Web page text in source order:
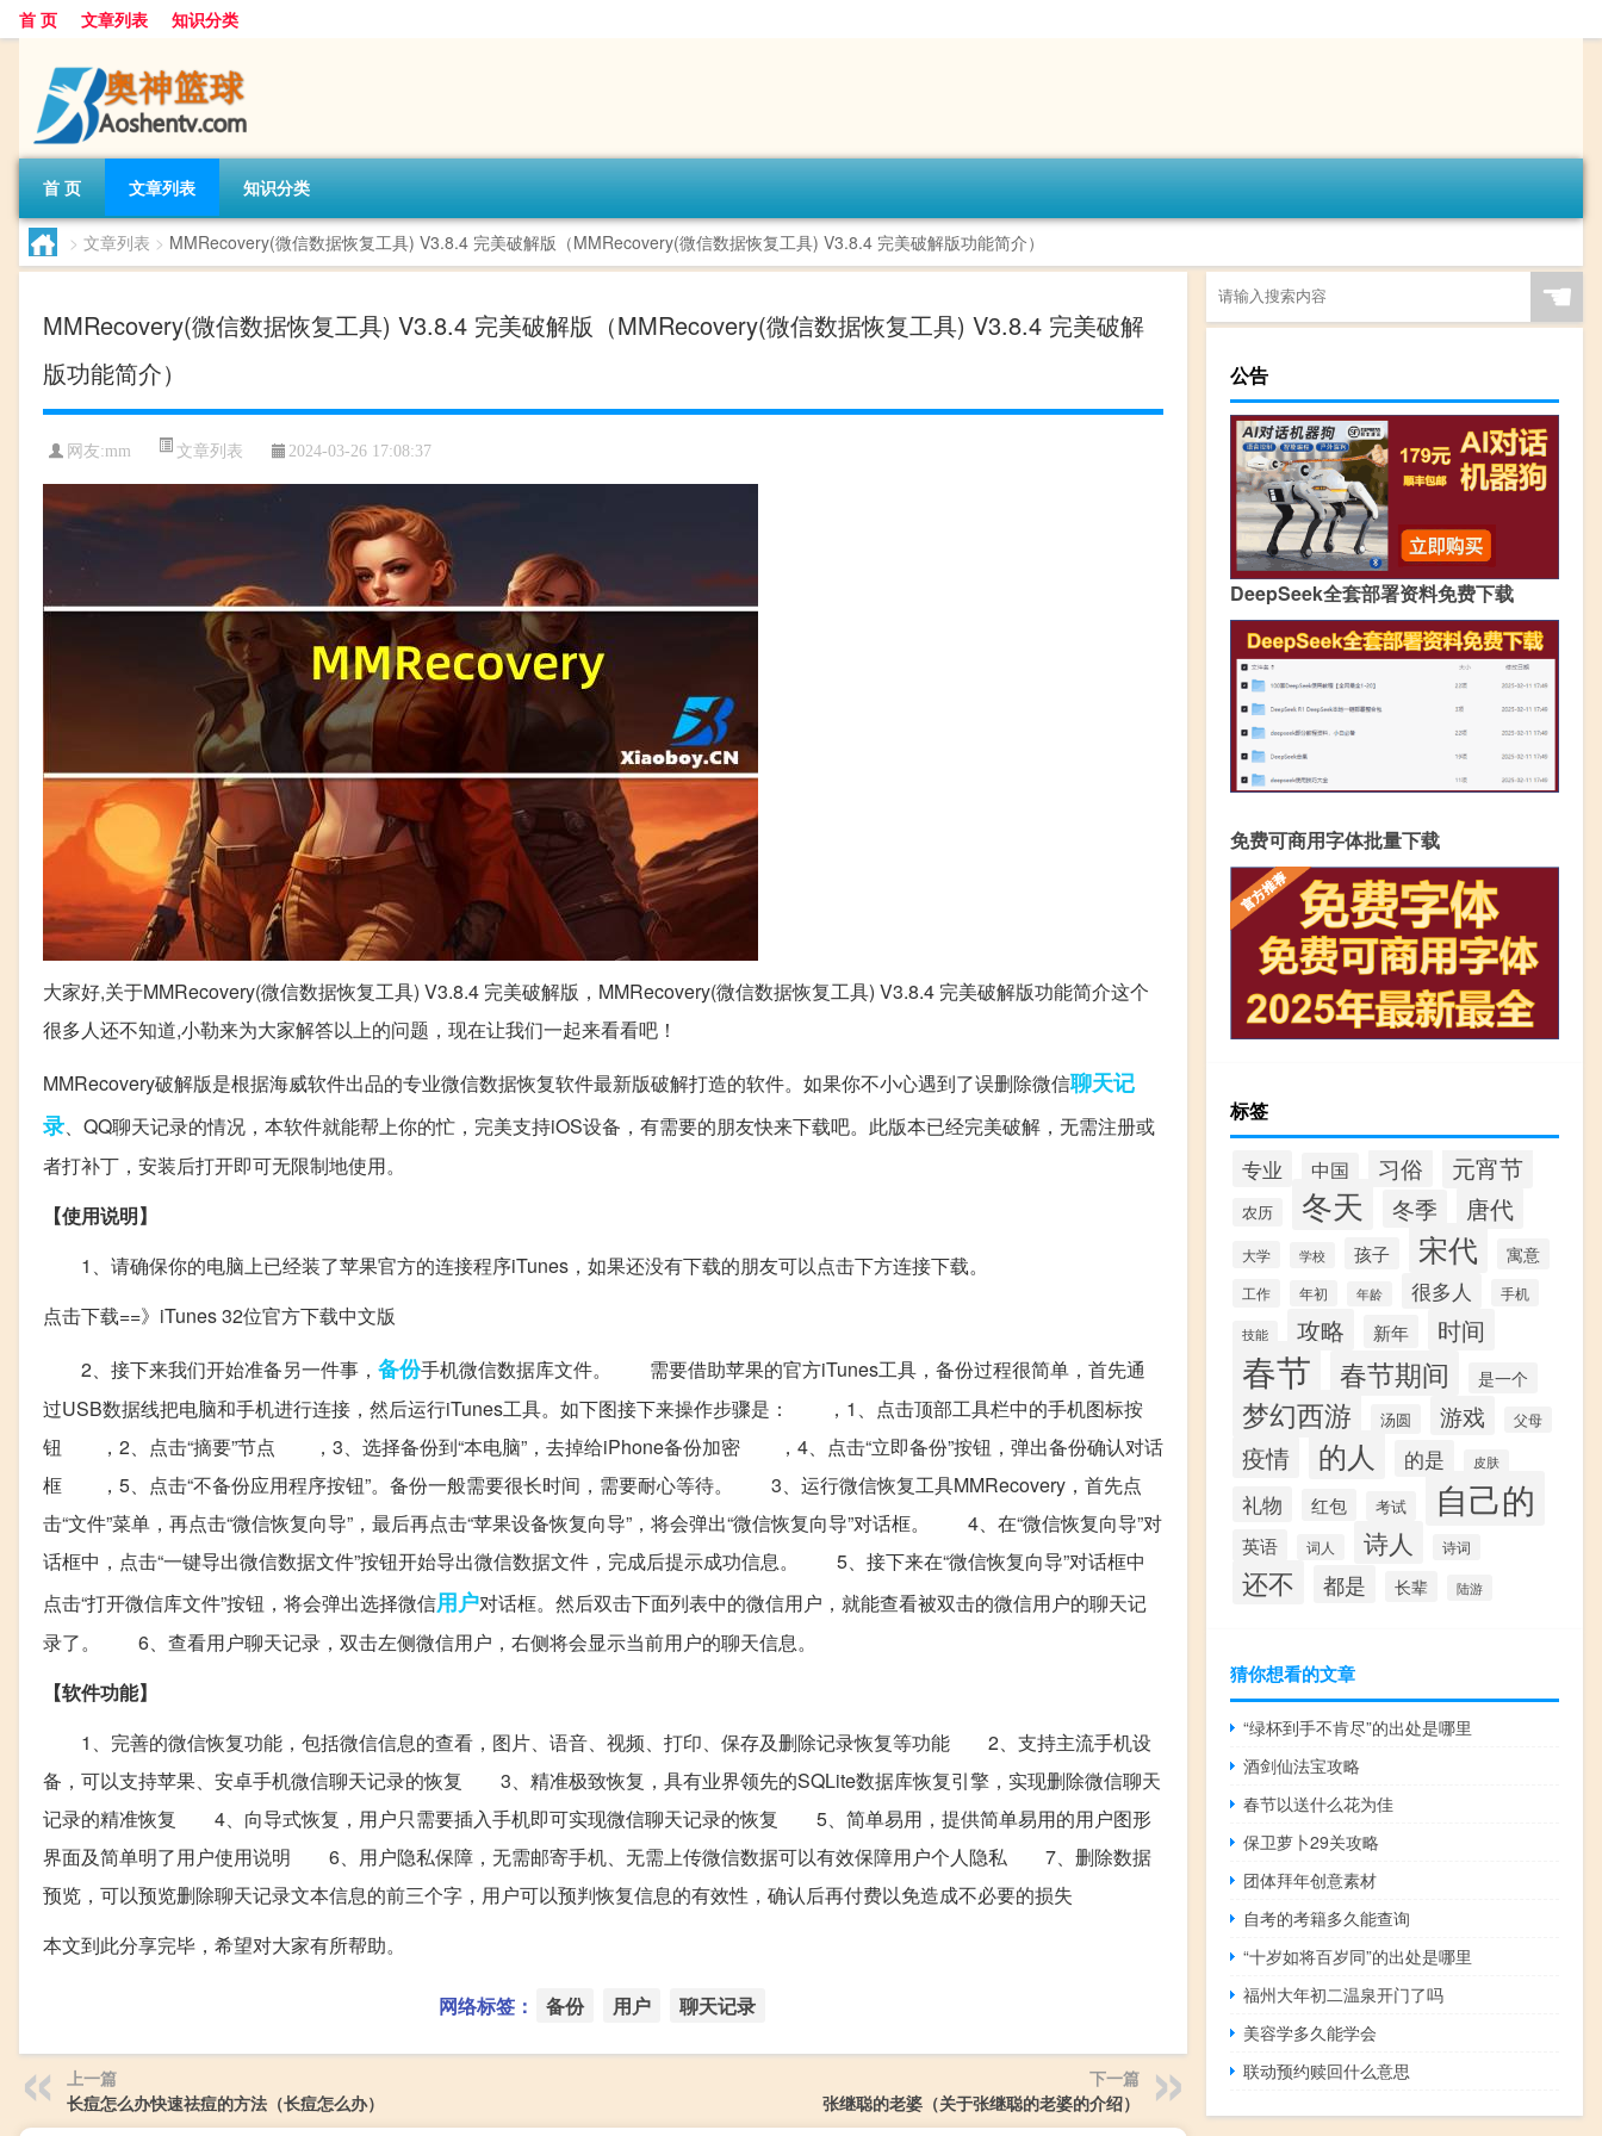
首 页 文章列表 知识分类
首 页 文章列表 知识分类
> 文章列表 > MMRecovery(微信数据恢复工具) V3.8.4 完美破解版（MMRecovery(微信数据恢复工具) V3.8.4 完美破解版功能简介）
MMRecovery(微信数据恢复工具) V3.8.4 完美破解版（MMRecovery(微信数据恢复工具) V3.8.4 完美破解
版功能简介）
网友:mm 文章列表 2024-03-26 17:08:37
大家好,关于MMRecovery(微信数据恢复工具) V3.8.4 完美破解版，MMRecovery(微信数据恢复工具) V3.8.4 完美破解版功能简介这个
很多人还不知道,小勒来为大家解答以上的问题，现在让我们一起来看看吧！
MMRecovery破解版是根据海威软件出品的专业微信数据恢复软件最新版破解打造的软件。如果你不小心遇到了误删除微信聊天记
录、QQ聊天记录的情况，本软件就能帮上你的忙，完美支持iOS设备，有需要的朋友快来下载吧。此版本已经完美破解，无需注册或
者打补丁，安装后打开即可无限制地使用。
【使用说明】
1、请确保你的电脑上已经装了苹果官方的连接程序iTunes，如果还没有下载的朋友可以点击下方连接下载。
点击下载==》iTunes 32位官方下载中文版
2、接下来我们开始准备另一件事， 备份手机微信数据库文件。 需要借助苹果的官方iTunes工具，备份过程很简单，首先通
过USB数据线把电脑和手机进行连接，然后运行iTunes工具。如下图接下来操作步骤是： ，1、点击顶部工具栏中的手机图标按
钮 ，2、点击“摘要”节点 ，3、选择备份到“本电脑”，去掉给iPhone备份加密 ，4、点击“立即备份”按钮，弹出备份确认对话
框 ，5、点击“不备份应用程序按钮”。备份一般需要很长时间，需要耐心等待。 3、运行微信恢复工具MMRecovery，首先点
击“文件”菜单，再点击“微信恢复向导”，最后再点击“苹果设备恢复向导”，将会弹出“微信恢复向导”对话框。 4、在“微信恢复向导”对
话框中，点击“一键导出微信数据文件”按钮开始导出微信数据文件，完成后提示成功信息。 5、接下来在“微信恢复向导”对话框中
点击“打开微信库文件”按钮，将会弹出选择微信用户对话框。然后双击下面列表中的微信用户，就能查看被双击的微信用户的聊天记
录了。 6、查看用户聊天记录，双击左侧微信用户，右侧将会显示当前用户的聊天信息。
【软件功能】
1、完善的微信恢复功能，包括微信信息的查看，图片、语音、视频、打印、保存及删除记录恢复等功能 2、支持主流手机设
备，可以支持苹果、安卓手机微信聊天记录的恢复 3、精准极致恢复，具有业界领先的SQLite数据库恢复引擎，实现删除微信聊天
记录的精准恢复 4、向导式恢复，用户只需要插入手机即可实现微信聊天记录的恢复 5、简单易用，提供简单易用的用户图形
界面及简单明了用户使用说明 6、用户隐私保障，无需邮寄手机、无需上传微信数据可以有效保障用户个人隐私 7、删除数据
预览，可以预览删除聊天记录文本信息的前三个字，用户可以预判恢复信息的有效性，确认后再付费以免造成不必要的损失
本文到此分享完毕，希望对大家有所帮助。
网络标签： 备份 用户 聊天记录
上一篇
长痘怎么办快速祛痘的方法（长痘怎么办）
下一篇
张继聪的老婆（关于张继聪的老婆的介绍）
☚
公告
DeepSeek全套部署资料免费下载
免费可商用字体批量下载
标签
专业 中国 习俗 元宵节
农历 冬天 冬季 唐代
大学 学校 孩子 宋代 寓意
工作 年初 年龄 很多人 手机
技能 攻略 新年 时间
春节 春节期间 是一个
梦幻西游 汤圆 游戏 父母
疫情 的人 的是 皮肤
礼物 红包 考试 自己的
英语 词人 诗人 诗词
还不 都是 长辈 陆游
猜你想看的文章
“绿杯到手不肯尽”的出处是哪里
酒剑仙法宝攻略
春节以送什么花为佳
保卫萝卜29关攻略
团体拜年创意素材
自考的考籍多久能查询
“十岁如将百岁同”的出处是哪里
福州大年初二温泉开门了吗
美容学多久能学会
联动预约赎回什么意思